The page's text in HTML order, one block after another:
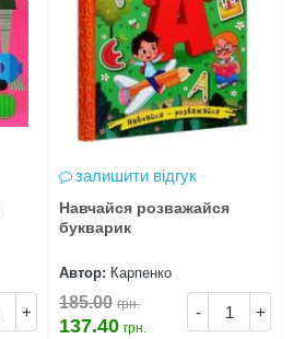
+
залишити відгук
Навчайся розважайся
букварик
Автор: Карпенко
- +
185.00 грн.
137.40 грн.